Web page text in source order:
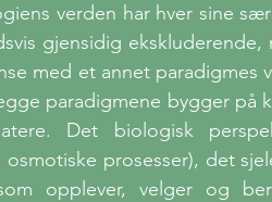
verden har hver sine
gjensidig
med et annet paradigmes
paradigmene bygger på
Det biologisk
prosesser), det
opplever, velger og